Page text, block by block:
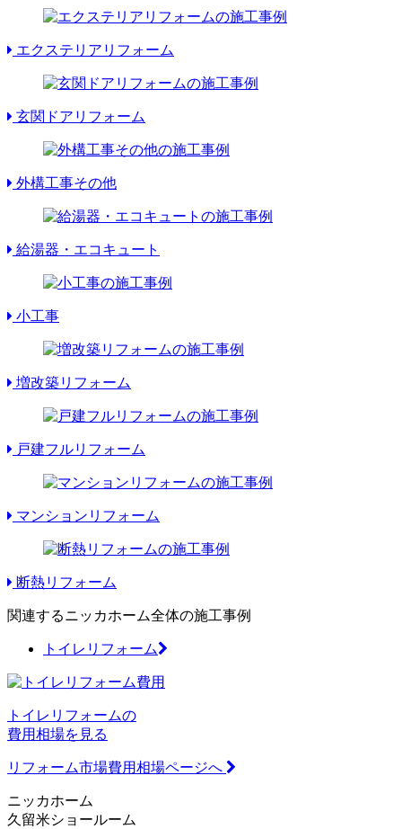
エクステリアリフォーム
玄関ドアリフォーム
外構工事その他
給湯器・エコキュート
小工事
増改築リフォーム
戸建フルリフォーム
マンションリフォーム
断熱リフォーム
関連するニッカホーム全体の施工事例
トイレリフォーム
トイレリフォームの
費用相場を見る
リフォーム市場費用相場ページへ
ニッカホーム
久留米ショールーム